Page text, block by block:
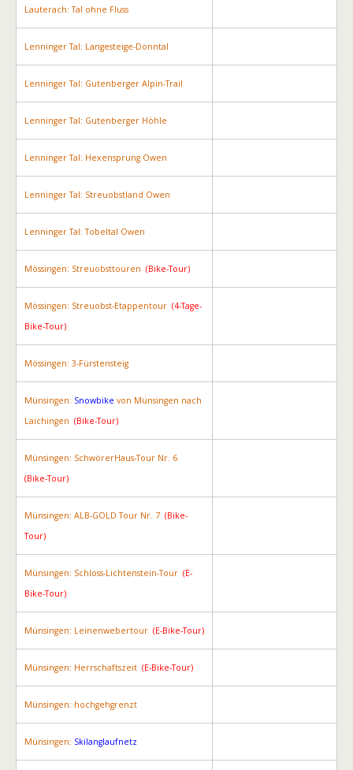
Lauterach: Tal ohne Fluss
Lenninger Tal: Langesteige-Donntal
Lenninger Tal: Gutenberger Alpin-Trail
Lenninger Tal: Gutenberger Höhle
Lenninger Tal: Hexensprung Owen
Lenninger Tal: Streuobstland Owen
Lenninger Tal: Tobeltal Owen
Mössingen: Streuobsttouren (Bike-Tour)
Mössingen: Streuobst-Etappentour (4-Tage-
Bike-Tour)
Mössingen: 3-Fürstensteig
Münsingen: Snowbike von Münsingen nach
Laichingen (Bike-Tour)
Münsingen: SchwörerHaus-Tour Nr. 6
(Bike-Tour)
Münsingen: ALB-GOLD Tour Nr. 7 (Bike-
Tour)
Münsingen: Schloss-Lichtenstein-Tour (E-
Bike-Tour)
Münsingen: Leinenwebertour (E-Bike-Tour)
Münsingen: Herrschaftszeit (E-Bike-Tour)
Münsingen: hochgehgrenzt
Münsingen: Skilanglaufnetz